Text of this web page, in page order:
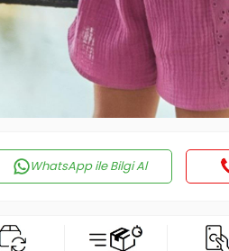
WhatsApp ile Bilgi Al